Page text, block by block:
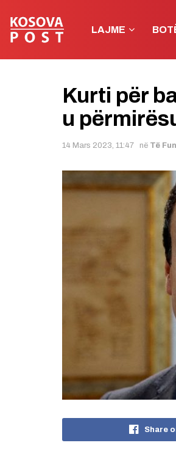
LAJME
Kurti për
u
14 Mars 2023, 11:47 në Të
Share